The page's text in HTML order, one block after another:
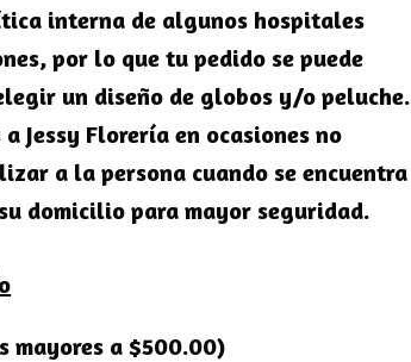
interna de algunos hospitales
por lo que tu pedido se puede
un diseño de globos y/o peluche.
Jessy Florería en ocasiones no
a la persona cuando se encuentra
domicilio para mayor seguridad.
mayores a $500.00)